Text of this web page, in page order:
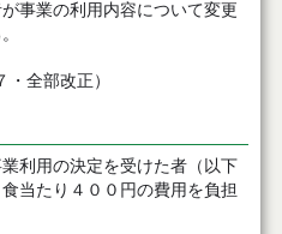
事業の利用内容について変更
・全部改正）
利用の決定を受けた者（以下
当たり４００円の費用を負担